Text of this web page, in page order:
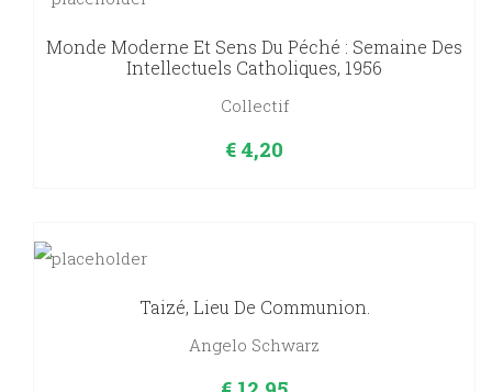
Monde Moderne Et Sens Du Péché : Semaine Des
Intellectuels Catholiques, 1956
Collectif
€ 4,20
Taizé, Lieu De Communion.
Angelo Schwarz